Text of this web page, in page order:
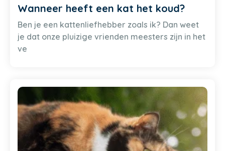
Wanneer heeft een kat het koud?
Ben je een kattenliefhebber zoals ik? Dan weet
je dat onze pluizige vrienden meesters zijn in het
ve